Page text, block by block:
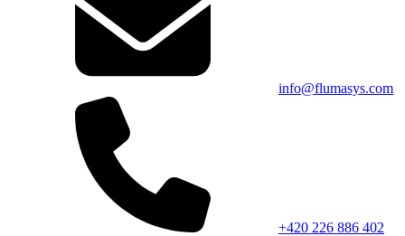
info@flumasys.com
+420 226 886 402